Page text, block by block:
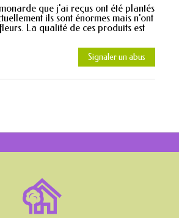
que j'ai reçus ont été plantés
ils sont énormes mais n'ont
La qualité de ces produits est
Signaler un abus